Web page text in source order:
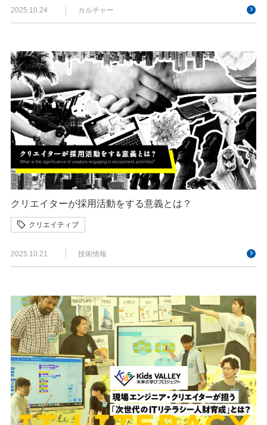
2025.10.24 カルチャー
クリエイターが採用活動をする意義とは？
クリエイティブ
2025.10.21 技術情報